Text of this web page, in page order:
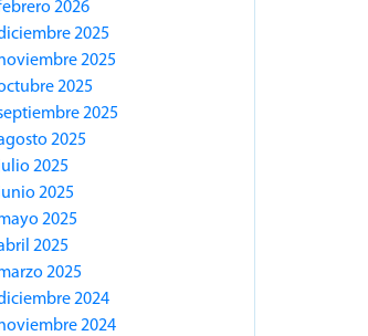
2026
2025
2025
2025
2025
2025
2025
2025
2025
2025
2025
2024
2024